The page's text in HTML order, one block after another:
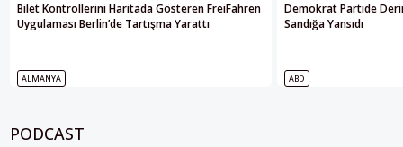
Bilet Kontrollerini Haritada Gösteren FreiFahren
Uygulaması Berlin’de Tartışma Yarattı
ALMANYA
Demokrat Partide
Sandığa Yansıdı
ABD
PODCAST